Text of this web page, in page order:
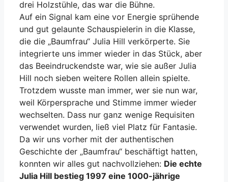
drei Holzstühle, das war die Bühne.
Auf ein Signal kam eine vor Energie sprühende
und gut gelaunte Schauspielerin in die Klasse,
die die „Baumfrau“ Julia Hill verkörperte. Sie
integrierte uns immer wieder in das Stück, aber
das Beeindruckendste war, wie sie außer Julia
Hill noch sieben weitere Rollen allein spielte.
Trotzdem wusste man immer, wer sie nun war,
weil Körpersprache und Stimme immer wieder
wechselten. Dass nur ganz wenige Requisiten
verwendet wurden, ließ viel Platz für Fantasie.
Da wir uns vorher mit der authentischen
Geschichte der „Baumfrau“ beschäftigt hatten,
konnten wir alles gut nachvollziehen: Die echte
Julia Hill bestieg 1997 eine 1000-jährige